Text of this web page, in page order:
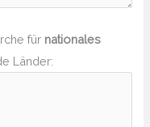
für nationales
Länder: